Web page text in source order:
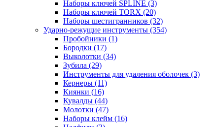
Наборы ключей SPLINE (3)
Наборы ключей TORX (20)
Наборы шестигранников (32)
Ударно-режущие инструменты (354)
Пробойники (1)
Бородки (17)
Выколотки (34)
Зубила (29)
Инструменты для удаления оболочек (3)
Кернеры (11)
Киянки (16)
Кувалды (44)
Молотки (47)
Наборы клейм (16)